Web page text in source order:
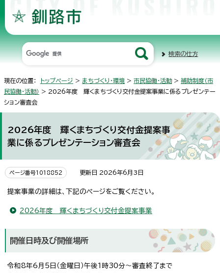
検索の仕方
現在の位置： トップページ > まちづくり・環境 > 市民協働・活動> 補助制度（市
民協働・活動） > 2026年度 輝くまちづくり交付金提案事業に係るプレゼンテー
ション審査会
2026年度 輝くまちづくり交付金提案事
業に係るプレゼンテーション審査会
ページ番号1018852 更新日 2026年6月3日
提案事業の詳細は、下記のページをご覧ください。
2026年度 輝くまちづくり交付金提案事業
開催日時及び開催場所
令和8年6月5日（金曜日）午後1時30分～審査終了まで